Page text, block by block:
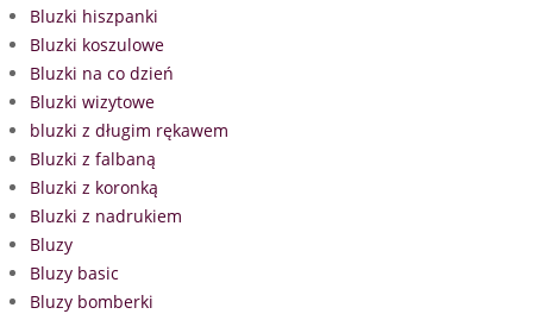
Bluzki hiszpanki
Bluzki koszulowe
Bluzki na co dzień
Bluzki wizytowe
bluzki z długim rękawem
Bluzki z falbaną
Bluzki z koronką
Bluzki z nadrukiem
Bluzy
Bluzy basic
Bluzy bomberki